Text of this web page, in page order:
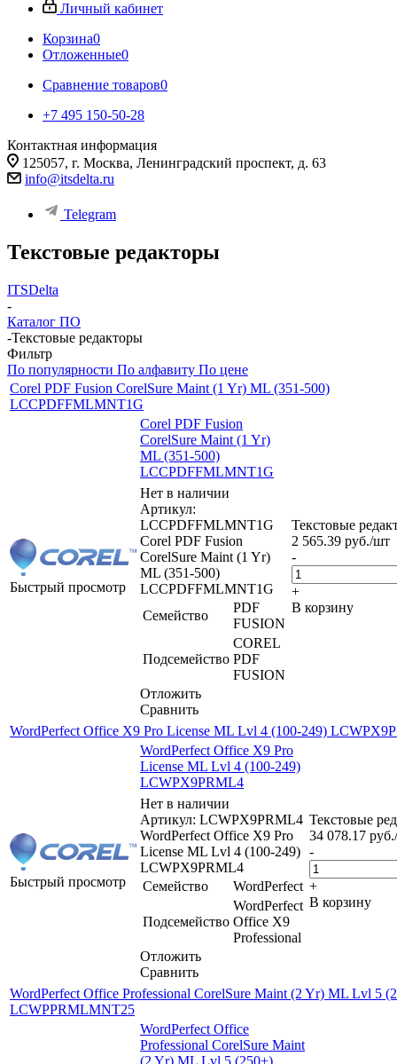
Личный кабинет
Корзина0
Отложенные0
Сравнение товаров0
+7 495 150-50-28
Контактная информация
125057, г. Москва, Ленинградский проспект, д. 63
info@itsdelta.ru
Telegram
Текстовые редакторы
ITSDelta
-
Каталог ПО
-Текстовые редакторы
Фильтр
По популярности По алфавиту По цене
Corel PDF Fusion CorelSure Maint (1 Yr) ML (351-500)
LCCPDFFMLMNT1G
Быстрый просмотр
Corel PDF Fusion
CorelSure Maint (1 Yr)
ML (351-500)
LCCPDFFMLMNT1G
Нет в наличии
Артикул:
LCCPDFFMLMNT1G
Corel PDF Fusion
CorelSure Maint (1 Yr)
ML (351-500)
LCCPDFFMLMNT1G
Семейство
PDF
FUSION
Подсемейство
COREL
PDF
FUSION
Отложить
Сравнить
Текстовые
2 565.39 руб./шт
-
+
В корзину
WordPerfect Office X9 Pro License ML Lvl 4 (100-249)
Быстрый просмотр
WordPerfect Office X9 Pro
License ML Lvl 4 (100-249)
LCWPX9PRML4
Нет в наличии
Артикул: LCWPX9PRML4
WordPerfect Office X9 Pro
License ML Lvl 4 (100-249)
LCWPX9PRML4
Семейство
WordPerfect
Подсемейство
WordPerfect
Office X9
Professional
Отложить
Сравнить
Текстовые
34 078.17 руб.
-
+
В корзину
WordPerfect Office Professional CorelSure Maint (2 Yr) ML Lvl 5
LCWPPRMLMNT25
WordPerfect Office
Professional CorelSure Maint
(2 Yr) ML Lvl 5 (250+)